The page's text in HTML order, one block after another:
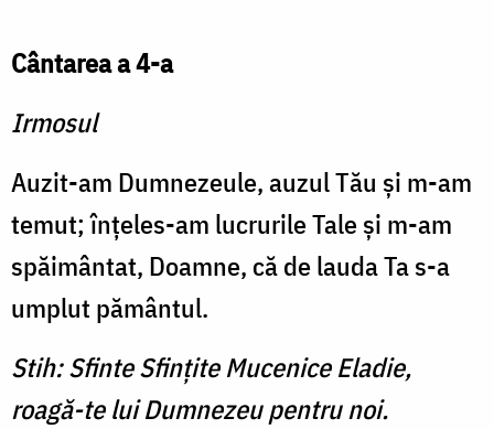
Cântarea a 4-a
Irmosul
Auzit-am Dumnezeule, auzul Tău şi m-am
temut; înţeles-am lucrurile Tale şi m-am
spăimântat, Doamne, că de lauda Ta s-a
umplut pământul.
Stih: Sfinte Sfinţite Mucenice Eladie,
roagă-te lui Dumnezeu pentru noi.